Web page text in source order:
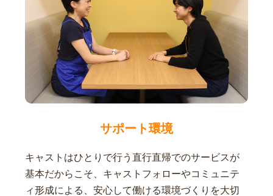
サポート環境
キャストはひとりで行う直行直帰でのサービスが
基本だからこそ、キャストフォローやコミュニテ
ィ形成による、安心して働ける環境づくりを大切